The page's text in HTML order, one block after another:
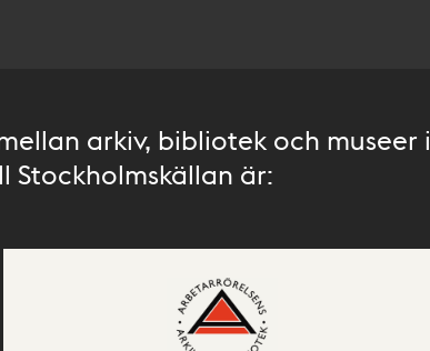
arkiv, bibliotek och museer i
Stockholmskällan är: